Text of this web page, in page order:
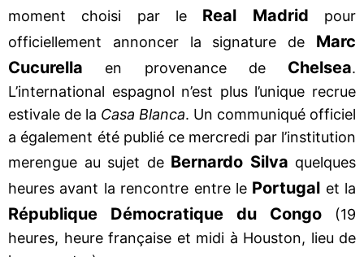
moment choisi par le Real Madrid
pour
officiellement annoncer la signature de Marc
Cucurella
en provenance de Chelsea.
L’international espagnol n’est plus l’unique recrue
estivale de la Casa Blanca. Un communiqué officiel
a également été publié ce mercredi par l’institution
merengue au sujet de Bernardo Silva quelques
heures avant la rencontre entre le Portugal et la
République Démocratique du Congo
(19
heures, heure française et midi à Houston, lieu de